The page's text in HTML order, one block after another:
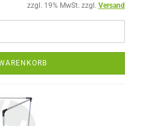
zzgl. 19% MwSt. zzgl. Versand